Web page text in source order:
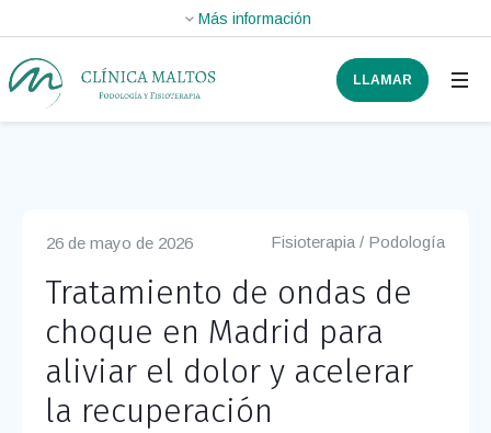
LLAMAR
Fisioterapia / Podología
26 de mayo de 2026
Tratamiento de ondas de
choque en Madrid para
aliviar el dolor y acelerar
la recuperación